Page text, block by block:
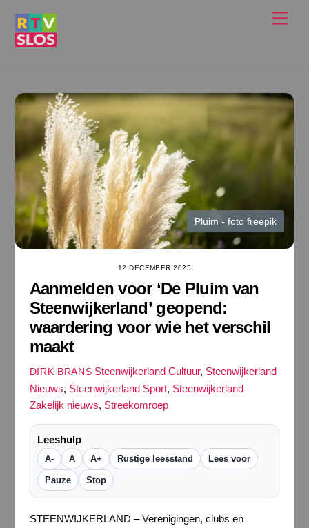
Pluim - foto freepik
12 DECEMBER 2025
Aanmelden voor ‘De Pluim van
Steenwijkerland’ geopend:
waardering voor wie het verschil
maakt
DIRK BRANS Steenwijkerland Cultuur, Steenwijkerland
Nieuws, Steenwijkerland Sport, Steenwijkerland
Zakelijk nieuws, Streekomroep
Leeshulp
A- A A+ Rustige leesstand Lees voor
Pauze Stop
STEENWIJKERLAND – Verenigingen, clubs en